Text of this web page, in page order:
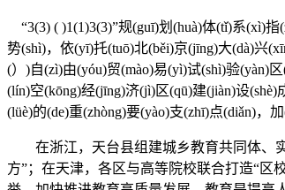
“3(3) ( )1(1)3(3)”规(guī)划(huà)体(tǐ)系(xì)指
势(shì)，依(yī)托(tuō)北(běi)京(jīng)大(dà)兴
(）)自(zì)由(yóu)贸(mào)易(yì)试(shì)验(yàn)
(lín)空(kōng)经(jīng)济(jì)区(qū)建(jiàn)设(shè)
(lüè)的(de)重(zhòng)要(yào)支(zhī)点(diǎn)，
在浙江，天台县组建城乡教育共同体、实
方”；在天津，各区与高等院校联合打造“